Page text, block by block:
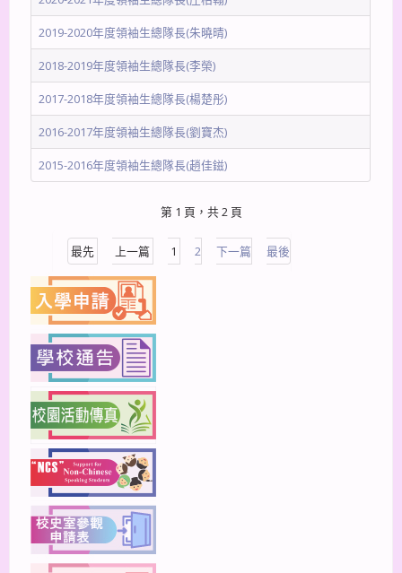
2019-2020年度領袖生總隊長(朱曉晴)
2018-2019年度領袖生總隊長(李榮)
2017-2018年度領袖生總隊長(楊楚彤)
2016-2017年度領袖生總隊長(劉寶杰)
2015-2016年度領袖生總隊長(趙佳鎡)
第 1 頁，共 2 頁
最先 上一篇 1 2 下一篇 最後